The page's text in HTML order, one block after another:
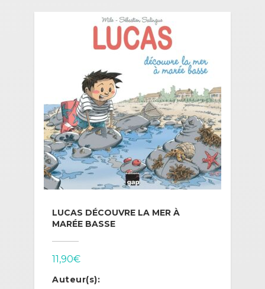
LUCAS DÉCOUVRE LA MER À
MARÉE BASSE
11,90€
Auteur(s):